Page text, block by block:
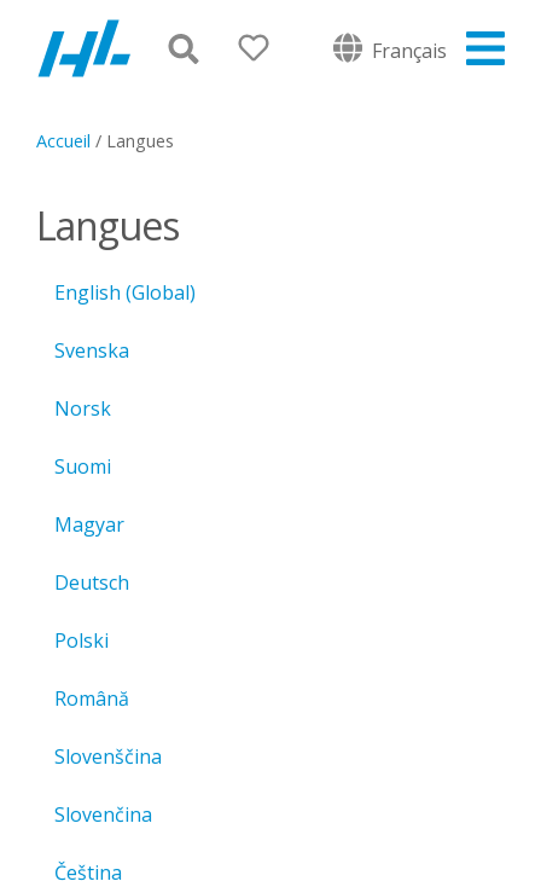
Français
Accueil / Langues
Langues
English (Global)
Svenska
Norsk
Suomi
Magyar
Deutsch
Polski
Română
Slovenščina
Slovenčina
Čeština